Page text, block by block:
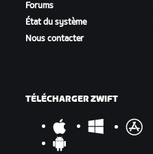
Forums
État du système
Nous contacter
TÉLÉCHARGER ZWIFT